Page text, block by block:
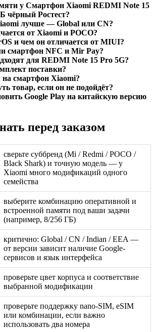
у Смартфон Xiaomi REDMI Note 15
чёрный Ростест?
лучше — Global или CN?
от Xiaomi и POCO?
и чем он отличается от MIUI?
смартфон NFC и Mir Pay?
для REDMI Note 15 Pro 5G?
поставки?
смартфон Xiaomi?
товар, если он не подойдёт?
Google Play на китайскую версию
перед заказом
сверьте суббренд (Mi / Redmi / POCO /
Black Shark) и точную модель — у
Xiaomi много модификаций одного
семейства
выберите комбинацию оперативной и
встроенной памяти под ваши задачи
(например, 8/256 ГБ)
критично: Global / CN / Indian / EEA —
от версии зависит наличие Google-
сервисов и язык интерфейса
проверьте цвет корпуса и соответствие
выбранной модификации
проверьте поддержку nano-SIM, eSIM
или комбинации, если важно
использовать два номера